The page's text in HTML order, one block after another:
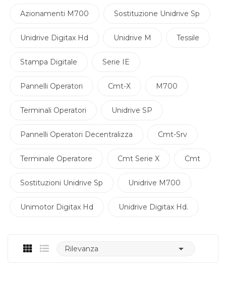
Azionamenti M700 Sostituzione Unidrive Sp
Unidrive Digitax Hd Unidrive M Tessile
Stampa Digitale Serie IE
Pannelli Operatori Cmt-X M700
Terminali Operatori Unidrive SP
Pannelli Operatori Decentralizza Cmt-Srv
Terminale Operatore Cmt Serie X Cmt
Sostituzioni Unidrive Sp Unidrive M700
Unimotor Digitax Hd Unidrive Digitax Hd.
Rilevanza 